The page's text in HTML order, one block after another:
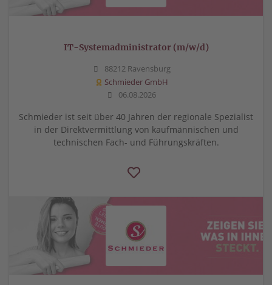
IT-Systemadministrator (m/w/d)
88212 Ravensburg
Schmieder GmbH
06.08.2026
Schmieder ist seit über 40 Jahren der regionale Spezialist
in der Direktvermittlung von kaufmännischen und
technischen Fach- und Führungskräften.